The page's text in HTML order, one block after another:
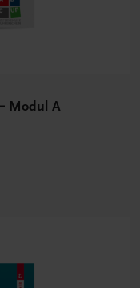
Modul A